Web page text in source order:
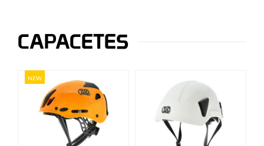
CAPACETES
NEW